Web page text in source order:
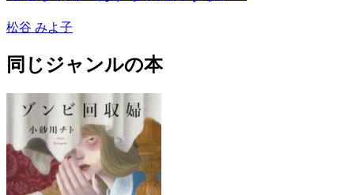
松谷 みよ子
同じジャンルの本